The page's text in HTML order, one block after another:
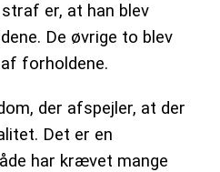
er, at han blev
De øvrige to blev
forholdene.
der afspejler, at der
Det er en
har krævet mange